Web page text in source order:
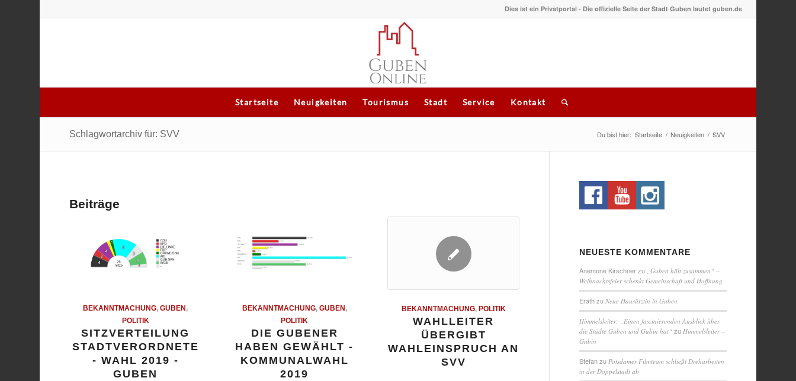
Dies ist ein Privatportal - Die offizielle Seite der Stadt Guben lautet guben.de
Startseite Neuigkeiten Tourismus Stadt Service Kontakt
Schlagwortarchiv für: SVV Du bist hier: Startseite / Neuigkeiten / SVV
Beiträge
BEKANNTMACHUNG,GUBEN ,
POLITIK
SITZVERTEILUNG
STADTVERORDNETE
- WAHL 2019 -
GUBEN
BEKANNTMACHUNG, GUBEN ,
POLITIK
DIE GUBENER
HABEN GEWÄHLT -
KOMMUNALWAHL
2019
BEKANNTMACHUNG, POLITIK
WAHLLEITER
ÜBERGIBT
WAHLEINSPRUCH AN
SVV
NEUESTE KOMMENTARE
Anemone Kirschnerzu „Guben hält zusammen“ –
Weihnachtsfeier schenkt Gemeinschaft und Hoffnung
ErathzuNeue Hausärztin in Guben
Himmelsleiter: „Einen faszinierenden Ausblick über
die Städte Guben und Gubin hat“ zu Himmelsleiter –
Gubin
Stefanzu Potsdamer Filmteam schließt Dreharbeiten
in der Doppelstadt ab